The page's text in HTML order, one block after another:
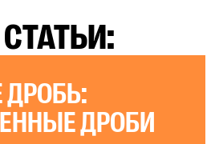
ДРОБЬ:
ДРОБИ